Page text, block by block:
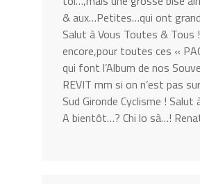
& aux…Petites…qui ont
Salut à Vous Toutes & Tous
encore,pour toutes ces «
qui font l’Album de nos
REVIT mm si on n’est pas
Sud Gironde Cyclisme ! Salut
A bientôt…? Chi lo sà…!